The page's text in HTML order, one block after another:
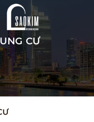
CƯ